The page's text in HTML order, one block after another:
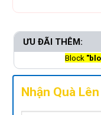
ƯU ĐÃI THÊM:
Block
Nhận Quà